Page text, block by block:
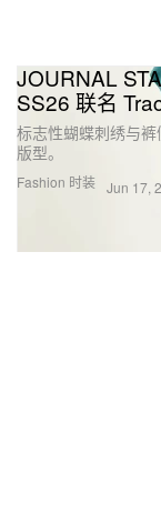
Fashion 时装
JOURNAL
SS26 联名
标志性蝴蝶刺绣与
版型。
Jun 17,